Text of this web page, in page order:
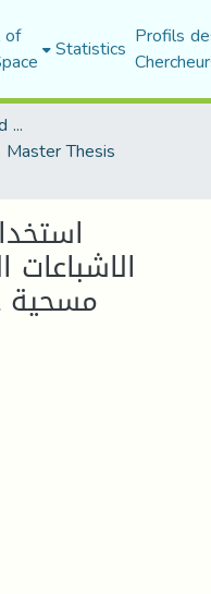
Statistics Profils
Faculty of Humanities and Social Sciences
Master Thesis
مسحية